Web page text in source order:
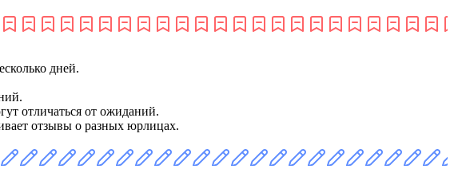
дней.
отличаться от ожиданий.
отзывы о разных юрлицах.